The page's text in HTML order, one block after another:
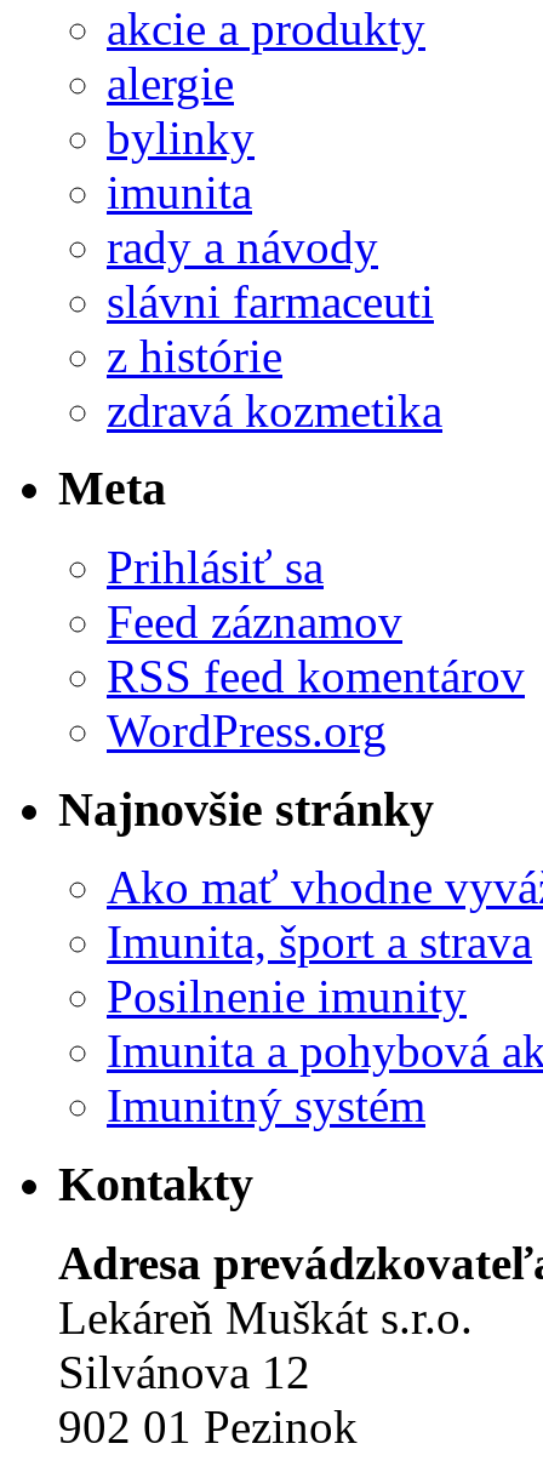
akcie a produkty
alergie
bylinky
imunita
rady a návody
slávni farmaceuti
z histórie
zdravá kozmetika
Meta
Prihlásiť sa
Feed záznamov
RSS feed komentárov
WordPress.org
Najnovšie stránky
Ako mať vhodne
Imunita, šport a strava
Posilnenie imunity
Imunita a pohybová
Imunitný systém
Kontakty
Adresa
Lekáreň Muškát s.r.o.
Silvánova 12
902 01 Pezinok